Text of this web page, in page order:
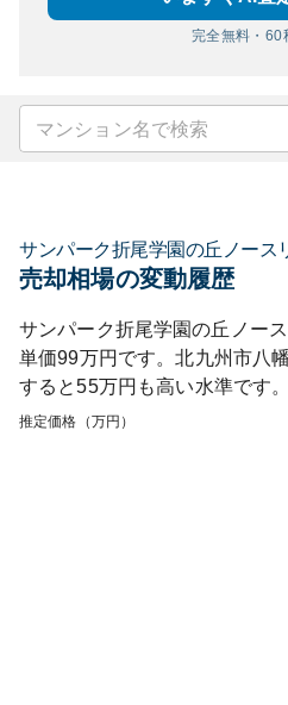
完全無料・60
サンパーク折尾学園の丘ノース
売却相場の変動履歴
サンパーク折尾学園の丘ノー
単価99万円です。北九州市八
すると55万円も高い水準です。
推定価格（万円）